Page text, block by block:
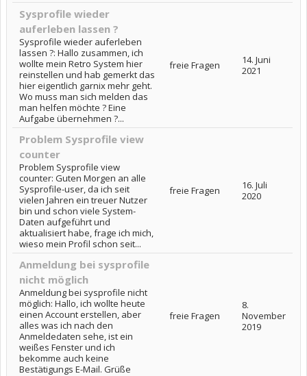
Sysprofile wieder
auferleben lassen ?
Sysprofile wieder auferleben
lassen ?: Hallo zusammen, ich
wollte mein Retro System hier
reinstellen und hab gemerkt das
hier eigentlich garnix mehr geht.
Wo muss man sich melden das
man helfen möchte ? Eine
Aufgabe übernehmen ?...
freie Fragen
14. Juni
2021
Problem Sysprofile view
counter
Problem Sysprofile view
counter: Guten Morgen an alle
Sysprofile-user, da ich seit
vielen Jahren ein treuer Nutzer
bin und schon viele System-
Daten aufgeführt und
aktualisiert habe, frage ich mich,
wieso mein Profil schon seit...
freie Fragen
16. Juli
2020
Anmeldung bei sysprofile
nicht möglich
Anmeldung bei sysprofile nicht
möglich: Hallo, ich wollte heute
einen Account erstellen, aber
alles was ich nach den
Anmeldedaten sehe, ist ein
weißes Fenster und ich
bekomme auch keine
Bestätigungs E-Mail. Grüße
freie Fragen
8.
November
2019